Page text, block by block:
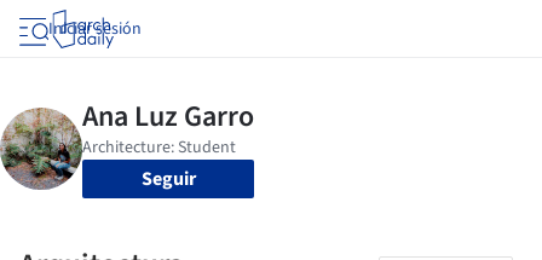
Iniciar sesión
Seguir